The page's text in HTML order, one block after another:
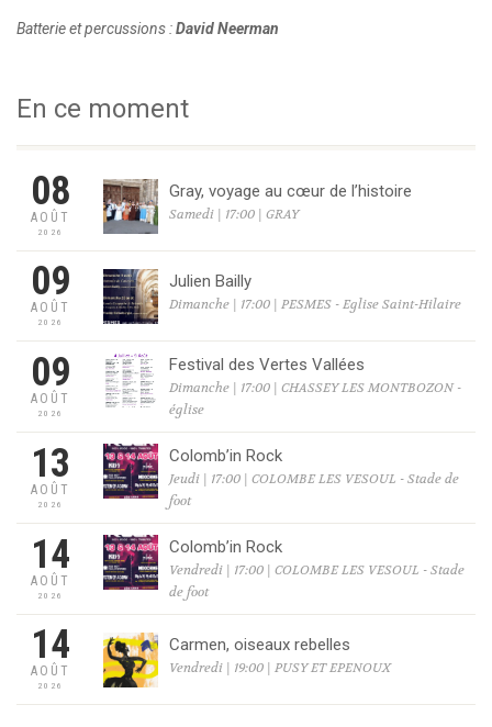
Batterie et percussions :David Neerman
En ce moment
08
AOÛT
2026
Gray, voyage au cœur de l’histoire
Samedi | 17:00 | GRAY
09
AOÛT
2026
Julien Bailly
Dimanche | 17:00 | PESMES - Eglise Saint-Hilaire
09
AOÛT
2026
Festival des Vertes Vallées
Dimanche | 17:00 | CHASSEY LES MONTBOZON -
église
13
AOÛT
2026
Colomb’in Rock
Jeudi | 17:00 | COLOMBE LES VESOUL - Stade de
foot
14
AOÛT
2026
Colomb’in Rock
Vendredi | 17:00 | COLOMBE LES VESOUL - Stade
de foot
14
AOÛT
2026
Carmen, oiseaux rebelles
Vendredi | 19:00 | PUSY ET EPENOUX